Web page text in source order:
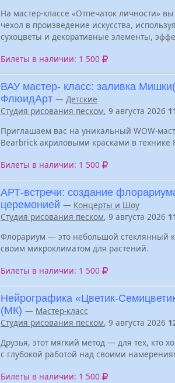
На мастер-классе «Отпечаток личности»
чехол в произведение искусства,
сухоцветы и декоративные элементы,
Билеты в наличии: 1 500
ВАУ мастер- класс: заливка
ФлюидАрт — Детские
Студия рисования песком, 9 августа 2026
Приглашаем вас на уникальный WOW-
Bearbrick акриловыми красками в технике
Билеты в наличии: 1 500
АРТ-встречи: создание
церемонией — Концерты и Шоу
Студия рисования песком, 9 августа 2026
Флорариум — это небольшой стеклянный
своим микроклиматом для растений.
Билеты в наличии: 1 500
Нейрографика «Цветик-
(МК) — Мастер-класс
Студия рисования песком, 9 августа 2026
Друзья, этот мягкий метод — для тех, кто
с глубокой работой над своими
Билеты в наличии: 1 500